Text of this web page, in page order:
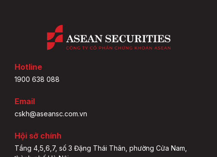
Hotline
1900 638 088
Email
cskh@aseansc.com.vn
Hội sở chính
Tầng 4,5,6,7, số 3 Đặng Thái Thân, phường Cửa Nam,